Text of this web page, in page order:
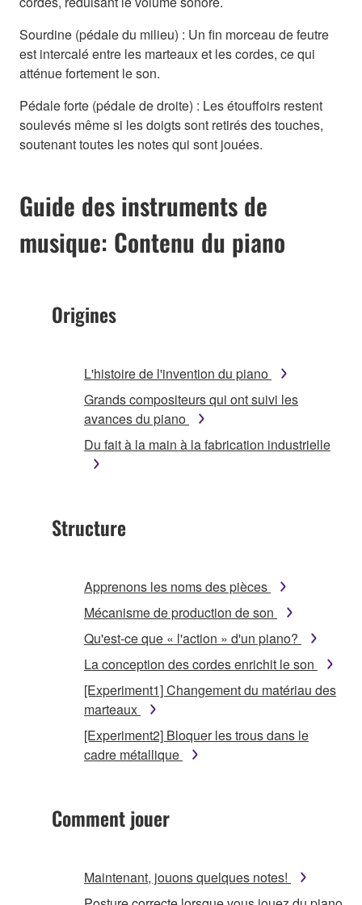
Sourdine (pédale du milieu) : Un fin morceau de feutre
est intercalé entre les marteaux et les cordes, ce qui
atténue fortement le son.
Pédale forte (pédale de droite) : Les étouffoirs restent
soulevés même si les doigts sont retirés des touches,
soutenant toutes les notes qui sont jouées.
Guide des instruments de
musique: Contenu du piano
Origines
L'histoire de l'invention du piano
Grands compositeurs qui ont suivi les
avances du piano
Du fait à la main à la fabrication industrielle
Structure
Apprenons les noms des pièces
Mécanisme de production de son
Qu'est-ce que « l'action » d'un piano?
La conception des cordes enrichit le son
[Experiment1] Changement du matériau des
marteaux
[Experiment2] Bloquer les trous dans le
cadre métallique
Comment jouer
Maintenant, jouons quelques notes!